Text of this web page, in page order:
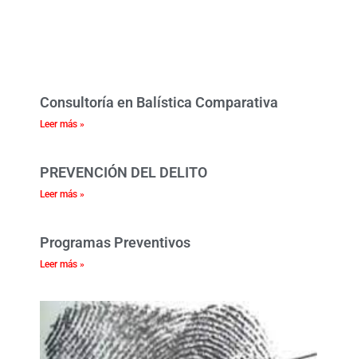
Consultoría en Balística Comparativa
Leer más »
PREVENCIÓN DEL DELITO
Leer más »
Programas Preventivos
Leer más »